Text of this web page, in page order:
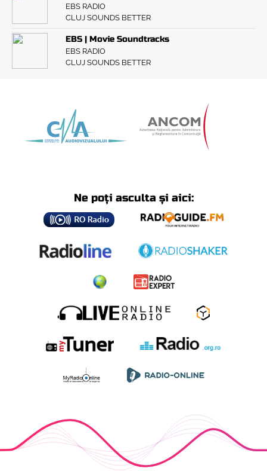
EBS RADIO
CLUJ SOUNDS BETTER
EBS | Movie Soundtracks
EBS RADIO
CLUJ SOUNDS BETTER
Ne poți asculta și aici: